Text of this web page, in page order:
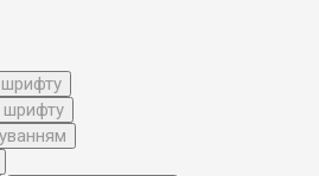
шрифту